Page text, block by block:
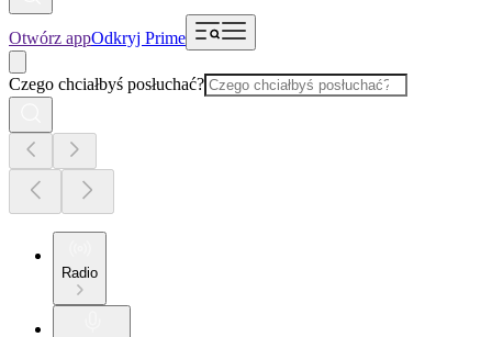
Otwórz appOdkryj Prime
Czego chciałbyś posłuchać?
Radio